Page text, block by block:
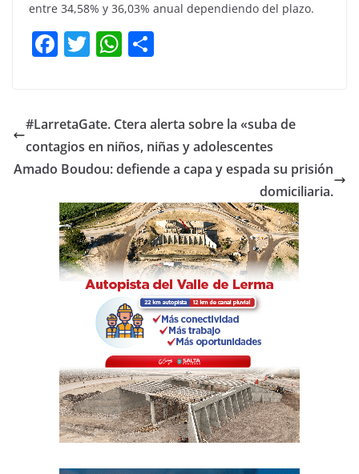
entre 34,58% y 36,03% anual dependiendo del plazo.
F
e
b
o
o
k
T
er
W
s
A
p
p
p
ar
tir
#LarretaGate. Ctera alerta sobre la «suba de
contagios en niños, niñas y adolescentes
Amado Boudou: defiende a capa y espada su prisión
domiciliaria.